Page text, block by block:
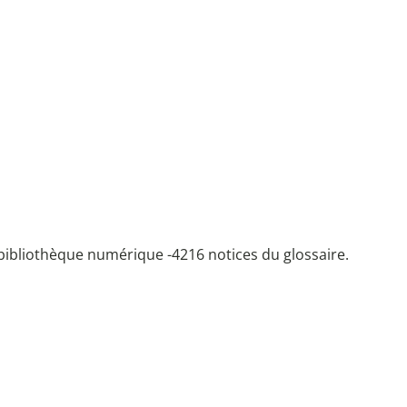
numérique -4216 notices du glossaire.